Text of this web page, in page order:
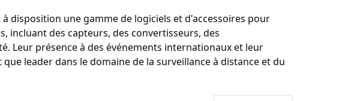
disposition une gamme de logiciels et d'accessoires pour
incluant des capteurs, des convertisseurs, des
Leur présence à des événements internationaux et leur
leader dans le domaine de la surveillance à distance et du